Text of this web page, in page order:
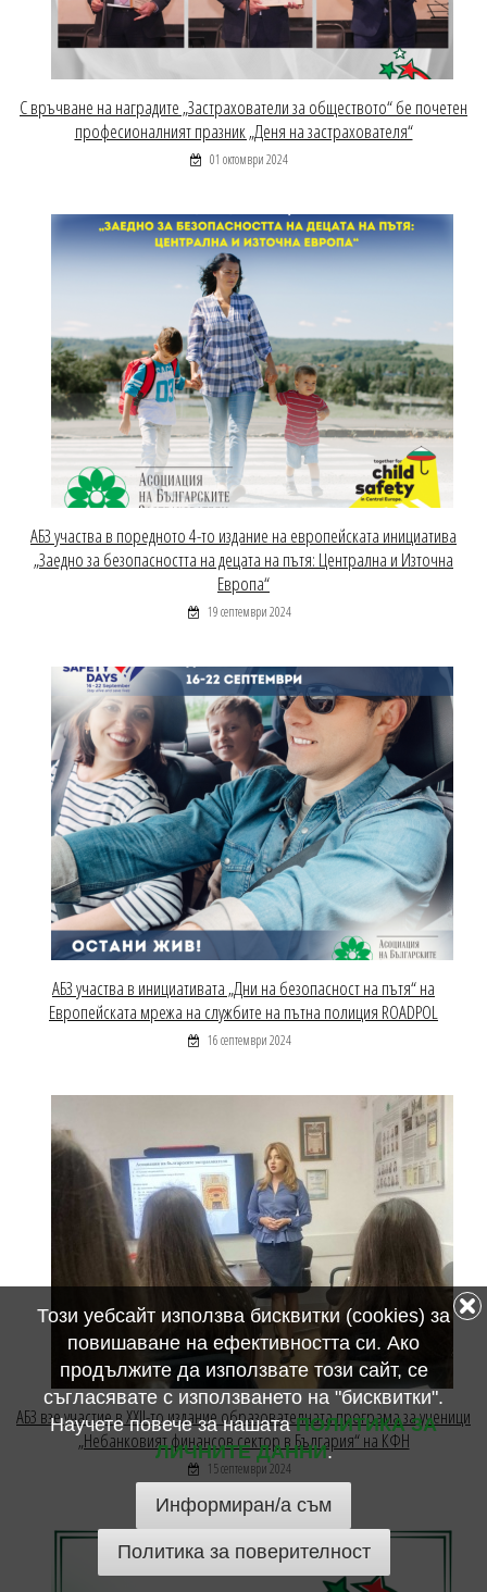
С връчване на наградите „Застрахователи за обществото“ бе почетен
професионалният празник „Деня на застрахователя“
01 октомври 2024
АБЗ участва в поредното 4-то издание на европейската инициатива
„Заедно за безопасността на децата на пътя: Централна и Източна
Европа“
19 септември 2024
АБЗ участва в инициативата „Дни на безопасност на пътя“ на
Европейската мрежа на службите на пътна полиция ROADPOL
16 септември 2024
АБЗ взе участие в ХХІІ-то издание образователната програма за ученици
„Небанковият финансов сектор в България“ на КФН
15 септември 2024
Този уебсайт използва бисквитки (cookies) за
повишаване на ефективността си. Ако
продължите да използвате този сайт, се
съгласявате с използването на "бисквитки".
Научете повече за нашатаПОЛИТИКА ЗА
ЛИЧНИТЕ ДАННИ.
Информиран/а съм
Политика за поверителност